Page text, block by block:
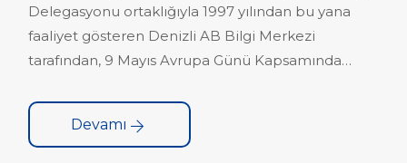
Delegasyonu ortaklığıyla 1997 yılından bu yana
faaliyet gösteren Denizli AB Bilgi Merkezi
tarafından, 9 Mayıs Avrupa Günü Kapsamında
Etkinliği” gerçekleştirildi.
Devamı